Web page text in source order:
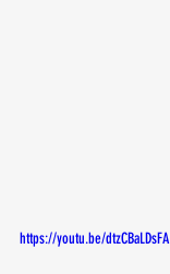
https://youtu.be/dtzCBaLDsFA